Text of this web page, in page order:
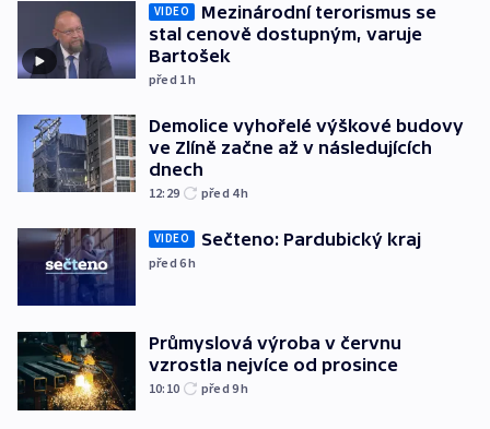
VIDEO
Mezinárodní terorismus se
stal cenově dostupným, varuje
Bartošek
před 1h
Demolice vyhořelé výškové budovy
ve Zlíně začne až v následujících
dnech
12:29 před 4h
VIDEO Sečteno: Pardubický kraj
před 6h
Průmyslová výroba v červnu
vzrostla nejvíce od prosince
10:10 před 9h